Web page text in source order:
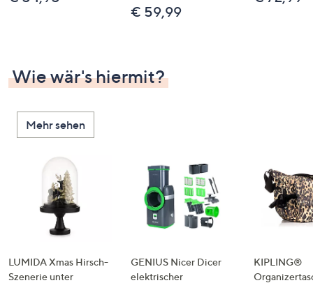
€ 59,99
Wie wär's hiermit?
Mehr sehen
LUMIDA Xmas Hirsch-
Szenerie unter
GENIUS Nicer Dicer
elektrischer
KIPLING®